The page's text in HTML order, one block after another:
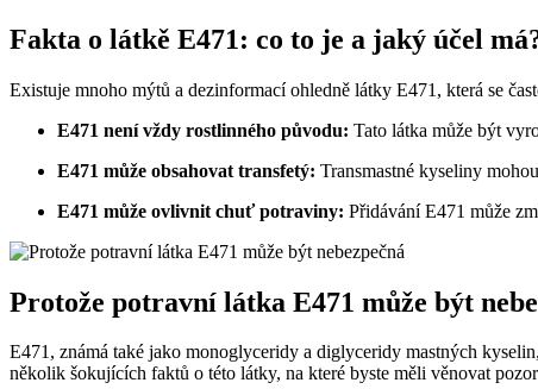
Fakta o látkě E471: co to je a jaký účel
Existuje mnoho mýtů a dezinformací ohledně látky E471, která se
E471 není vždy rostlinného původu: Tato látka může být
E471 může obsahovat transfetý: Transmastné kyseliny
E471 může ovlivnit chuť potraviny: Přidávání E471 může
Protože potravní látka E471 může být
E471, známá také jako monoglyceridy a diglyceridy mastných
několik šokujících faktů o této látky, na které byste měli věnovat